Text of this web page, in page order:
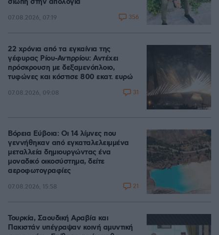
σιωπή στην απολογία
07.08.2026, 07:19 356
22 χρόνια από τα εγκαίνια της
γέφυρας Ρίου-Αντιρρίου: Αντέχει
πρόσκρουση με δεξαμενόπλοιο,
τυφώνες και κόστισε 800 εκατ. ευρώ
07.08.2026, 09:08 31
Βόρεια Εύβοια: Οι 14 λίμνες που
γεννήθηκαν από εγκαταλελειμμένα
μεταλλεία δημιουργώντας ένα
μοναδικό οικοσύστημα, δείτε
αεροφωτογραφίες
07.08.2026, 15:58 21
Τουρκία, Σαουδική Αραβία και
Πακιστάν υπέγραψαν κοινή αμυντική